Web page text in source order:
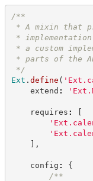
/**
* A mixin that
*
* a custom
* parts of the
*/
Ext . define ( '
extend : '
requires :
[
'
'
] ,
config :
{
/**